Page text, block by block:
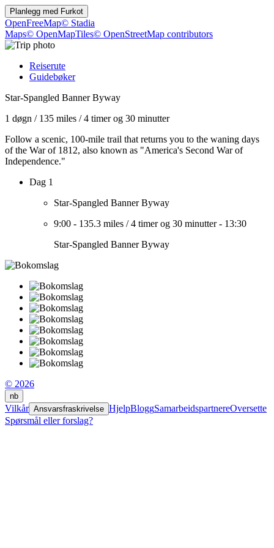
Planlegg med Furkot
OpenFreeMap© Stadia
Maps© OpenMapTiles© OpenStreetMap contributors
Reiserute
Guidebøker
Star-Spangled Banner Byway
1 døgn / 135 miles /4 timer og 30 minutter
Follow a scenic, 100-mile trail that returns you to the waning days
of the War of 1812, also known as "America's Second War of
Independence."
Dag 1
Star-Spangled Banner Byway
9:00 - 135.3 miles /4 timer og 30 minutter- 13:30
Star-Spangled Banner Byway
© 2026
nb
Vilkår Ansvarsfraskrivelse HjelpBloggSamarbeidspartnereOversette
Spørsmål eller forslag?